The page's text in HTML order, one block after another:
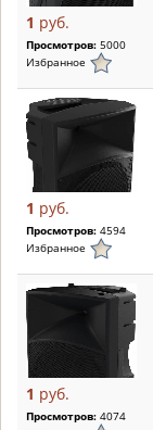
1 руб.
Просмотров: 5000
Избранное
1 руб.
Просмотров: 4594
Избранное
1 руб.
Просмотров: 4074